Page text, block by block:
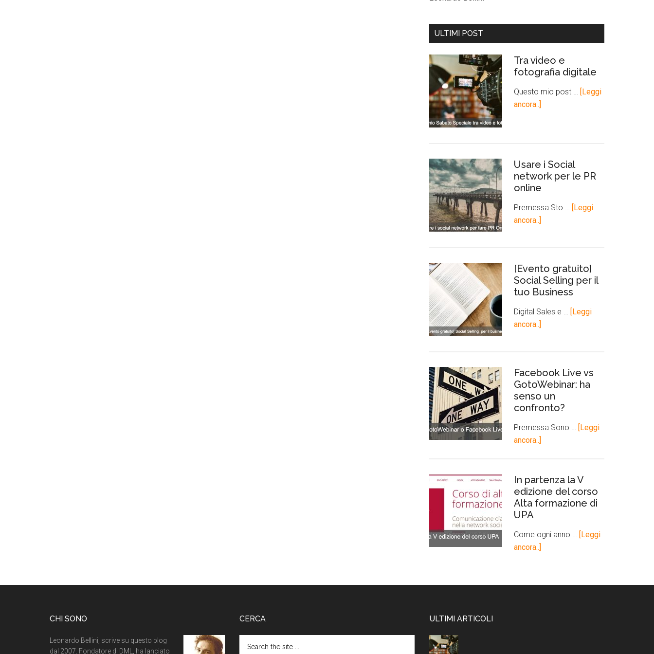
ULTIMI POST
Tra video e
fotografia digitale
Questo mio post …
[Leggi
ancora..]
Usare i Social
network per le PR
online
Premessa Sto …
[Leggi
ancora..]
[Evento gratuito]
Social Selling per il
tuo Business
Digital Sales e …
[Leggi
ancora..]
Facebook Live vs
GotoWebinar: ha
senso un
confronto?
Premessa Sono …
[Leggi
ancora..]
In partenza la V
edizione del corso
Alta formazione di
UPA
Come ogni anno …
[Leggi
ancora..]
CHI SONO
Leonardo Bellini, scrive su questo blog
dal 2007. Fondatore di DML, ha lanciato
CERCA ULTIMI ARTICOLI